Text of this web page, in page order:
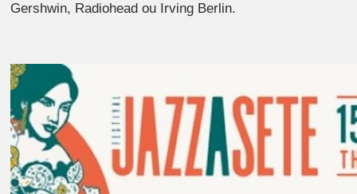
Gershwin, Radiohead ou Irving Berlin.